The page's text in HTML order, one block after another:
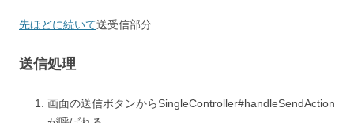
先ほどに続いて送受信部分
送信処理
画面の送信ボタンからSingleController#handleSendAction